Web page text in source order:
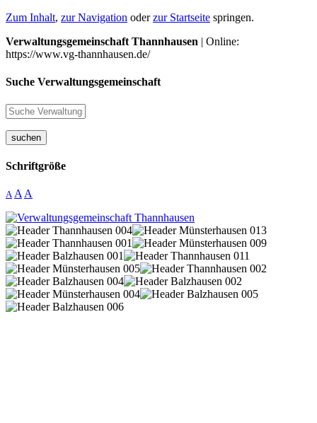
Zum Inhalt, zur Navigation oderzur Startseite springen.
Verwaltungsgemeinschaft Thannhausen | Online:
https://www.vg-thannhausen.de/
Suche Verwaltungsgemeinschaft
suchen
Schriftgröße
A A A